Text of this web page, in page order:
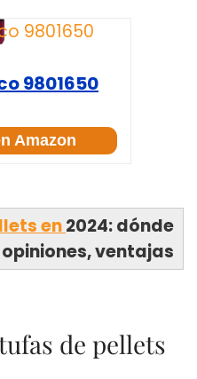
9801650
Amazon
en2024: dónde
ventajas
de pellets